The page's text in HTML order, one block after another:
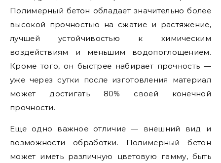
Полимерный бетон обладает значительно более
высокой прочностью на сжатие и растяжение,
лучшей устойчивостью к химическим
воздействиям и меньшим водопоглощением.
Кроме того, он быстрее набирает прочность —
уже через сутки после изготовления материал
может достигать 80% своей конечной
прочности.
Еще одно важное отличие — внешний вид и
возможности обработки. Полимерный бетон
может иметь различную цветовую гамму, быть